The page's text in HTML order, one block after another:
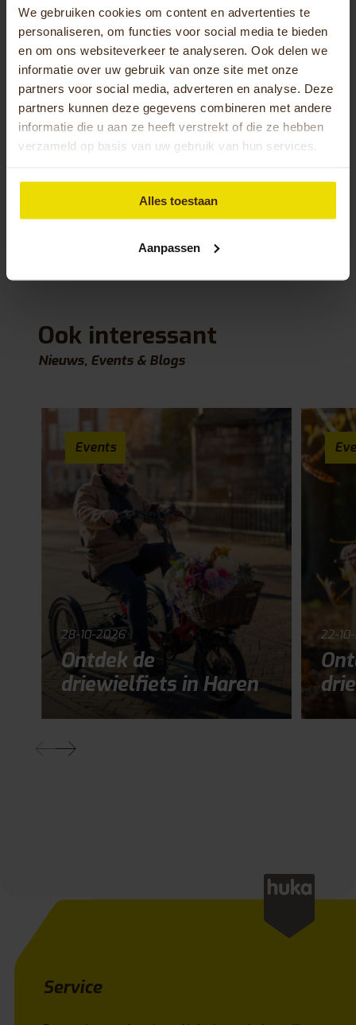
We gebruiken cookies om content en advertenties te
personaliseren, om functies voor social media te bieden
en om ons websiteverkeer te analyseren. Ook delen we
informatie over uw gebruik van onze site met onze
partners voor social media, adverteren en analyse. Deze
partners kunnen deze gegevens combineren met andere
informatie die u aan ze heeft verstrekt of die ze hebben
verzameld op basis van uw gebruik van hun services.
Alles toestaan
Aanpassen
graag een Huka fiets ervaren?
Ben je benieuwd of een Huka fiets geschikt is voor
jou en aansluit bij jouw wensen? Vraag een gratis
proefrit aan. Dit kan bij jouw dichtstbijzijnde Huka
dealer, bij onze fabriek in Oldenzaal of bij je thuis.
Wil je meer weten over deze mogelijkheid? Neem
dan contact met ons op via het telefoonnummer
info@huka.nl.
Terug naar blog overzicht
Ook interessant
Nieuws, Events & Blogs
Events
28-10-2026
Ontdek de
driewielfiets in Haren
22-
Service